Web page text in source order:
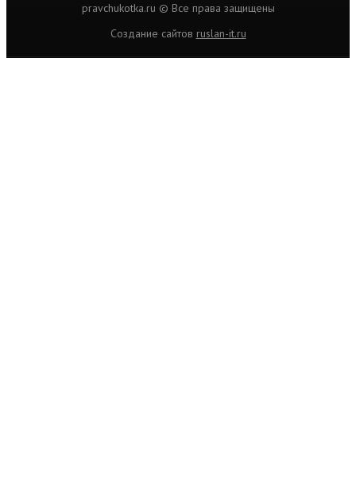
pravchukotka.ru © Все права защищены
Cоздание сайтов ruslan-it.ru